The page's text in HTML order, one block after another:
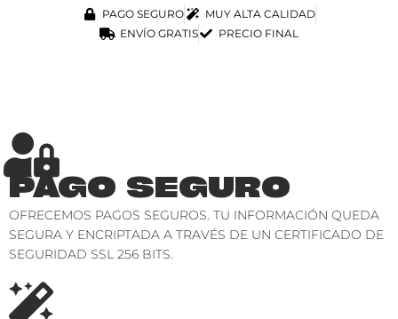
PAGO SEGURO
MUY ALTA CALIDAD
ENVÍO GRATIS
PRECIO FINAL
PAGO SEGURO
OFRECEMOS PAGOS SEGUROS. TU INFORMACIÓN QUEDA
SEGURA Y ENCRIPTADA A TRAVÉS DE UN CERTIFICADO DE
SEGURIDAD SSL 256 BITS.